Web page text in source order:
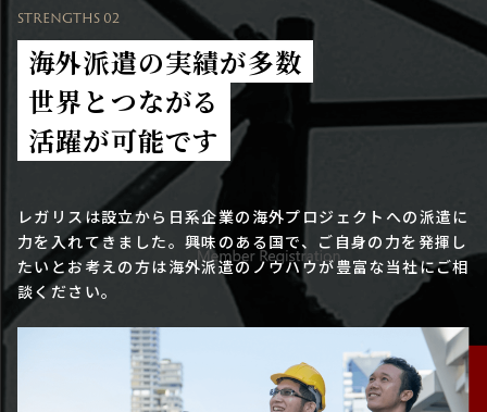
STRENGTHS 02
海外派遣の実績が多数
世界とつながる
活躍が可能です
レガリスは設立から日系企業の海外プロジェクトへの派遣に
力を入れてきました。興味のある国で、ご自身の力を発揮し
たいとお考えの方は海外派遣のノウハウが豊富な当社にご相
談ください。